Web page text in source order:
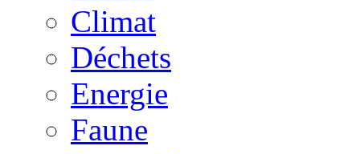
Climat
Déchets
Energie
Faune